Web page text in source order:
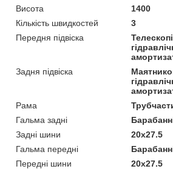
Висота
1400
Кількість швидкостей
3
Передня підвіска
Задня підвіска
Рама
Гальма задні
Задні шини
20x27.5
Гальма передні
Передні шини
20x27.5